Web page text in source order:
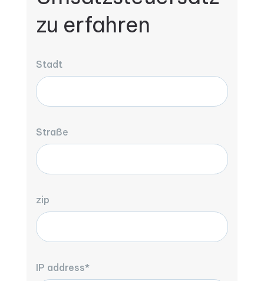
zu erfahren
Stadt
Straße
zip
IP address*